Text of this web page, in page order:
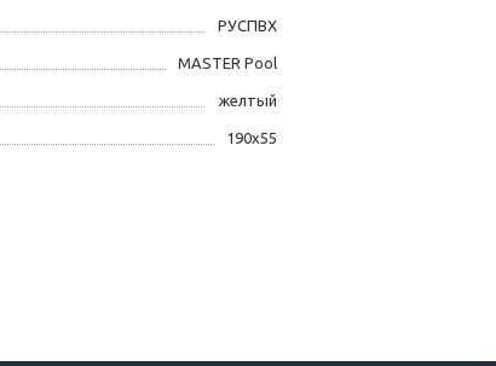
РУСПВХ
MASTER Pool
желтый
190x55